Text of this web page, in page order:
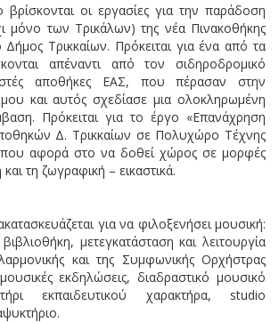
βρίσκονται οι εργασίες για την παράδοση
μόνο των Τρικάλων) της νέα Πινακοθήκης
Τρικκαίων. Πρόκειται για ένα από τα
απέναντι από τον σιδηροδρομικό
αποθήκες ΕΑΣ, που πέρασαν στην
και αυτός σχεδίασε μια ολοκληρωμένη
Πρόκειται για το έργο «Επανάχρηση
Δ. Τρικκαίων σε Πολυχώρο Τέχνης
που αφορά στο να δοθεί χώρος σε μορφές
τη ζωγραφική – εικαστικά.
για να φιλοξενήσει μουσική:
μετεγκατάσταση και λειτουργία
και της Συμφωνικής Ορχήστρας
εκδηλώσεις, διαδραστικό μουσικό
εκπαιδευτικού χαρακτήρα, studio